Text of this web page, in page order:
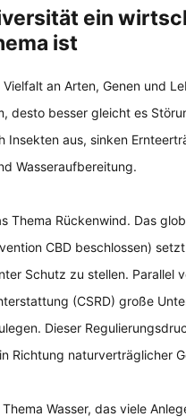
ein
ist
an Arten, Genen und
desto besser gleicht es
Insekten aus, sinken
Wasseraufbereitung.
Thema Rückenwind. Das
CBD beschlossen)
Schutz zu stellen. Parallel
(CSRD) große
Dieser
Richtung naturverträglicher
Wasser, das viele